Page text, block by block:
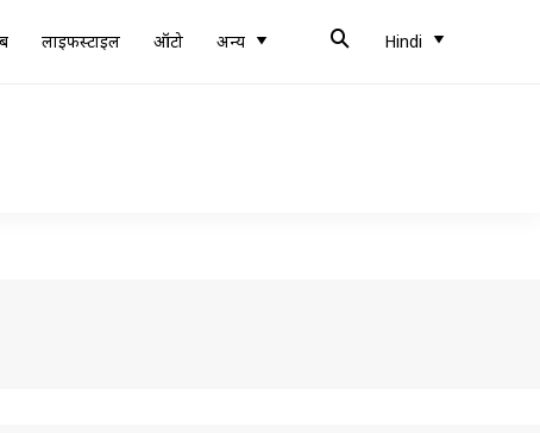
लाइफस्टाइल ऑटो अन्य Hindi